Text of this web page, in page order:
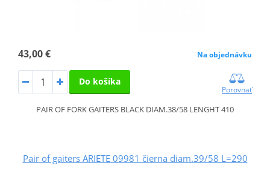
43,00 € Na objednávku
Do košíka
Porovnať
PAIR OF FORK GAITERS BLACK DIAM.38/58 LENGHT 410
Pair of gaiters ARIETE 09981 čierna diam.39/58 L=290